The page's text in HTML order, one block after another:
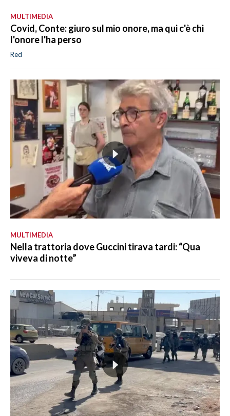
MULTIMEDIA
Covid, Conte: giuro sul mio onore, ma qui c'è chi
l'onore l'ha perso
Red
MULTIMEDIA
Nella trattoria dove Guccini tirava tardi: “Qua
viveva di notte”